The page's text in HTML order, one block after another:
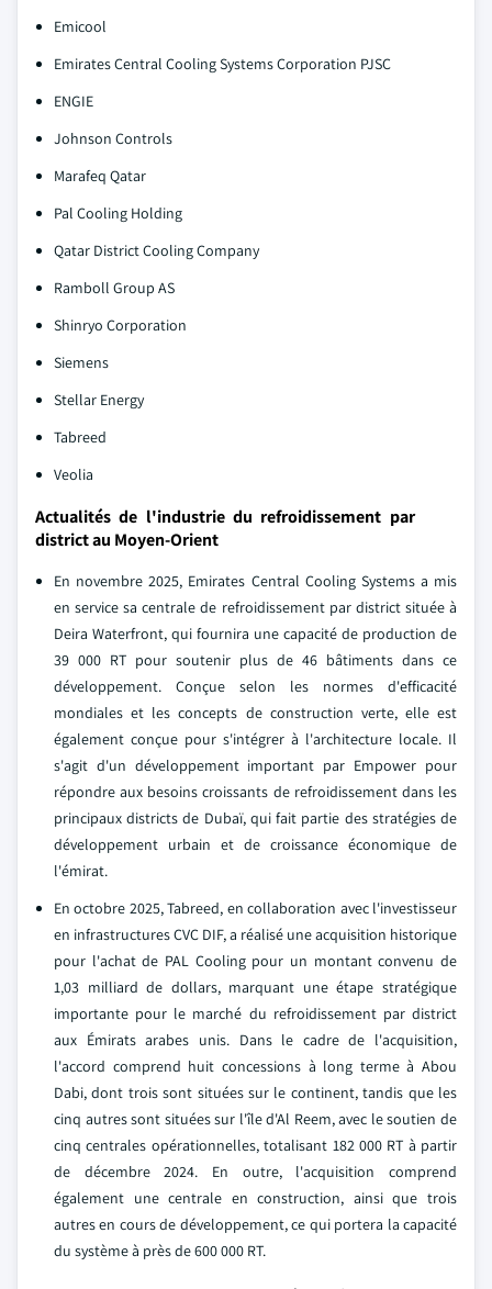
Emicool
Emirates Central Cooling Systems Corporation PJSC
ENGIE
Johnson Controls
Marafeq Qatar
Pal Cooling Holding
Qatar District Cooling Company
Ramboll Group AS
Shinryo Corporation
Siemens
Stellar Energy
Tabreed
Veolia
Actualités de l'industrie du refroidissement par
district au Moyen-Orient
En novembre 2025, Emirates Central Cooling Systems a mis
en service sa centrale de refroidissement par district située à
Deira Waterfront, qui fournira une capacité de production de
39 000 RT pour soutenir plus de 46 bâtiments dans ce
développement. Conçue selon les normes d'efficacité
mondiales et les concepts de construction verte, elle est
également conçue pour s'intégrer à l'architecture locale. Il
s'agit d'un développement important par Empower pour
répondre aux besoins croissants de refroidissement dans les
principaux districts de Dubaï, qui fait partie des stratégies de
développement urbain et de croissance économique de
l'émirat.
En octobre 2025, Tabreed, en collaboration avec l'investisseur
en infrastructures CVC DIF, a réalisé une acquisition historique
pour l'achat de PAL Cooling pour un montant convenu de
1,03 milliard de dollars, marquant une étape stratégique
importante pour le marché du refroidissement par district
aux Émirats arabes unis. Dans le cadre de l'acquisition,
l'accord comprend huit concessions à long terme à Abou
Dabi, dont trois sont situées sur le continent, tandis que les
cinq autres sont situées sur l'île d'Al Reem, avec le soutien de
cinq centrales opérationnelles, totalisant 182 000 RT à partir
de décembre 2024. En outre, l'acquisition comprend
également une centrale en construction, ainsi que trois
autres en cours de développement, ce qui portera la capacité
du système à près de 600 000 RT.